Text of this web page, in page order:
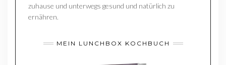
zuhause und unterwegs gesund und natürlich zu
ernähren.
MEIN LUNCHBOX KOCHBUCH